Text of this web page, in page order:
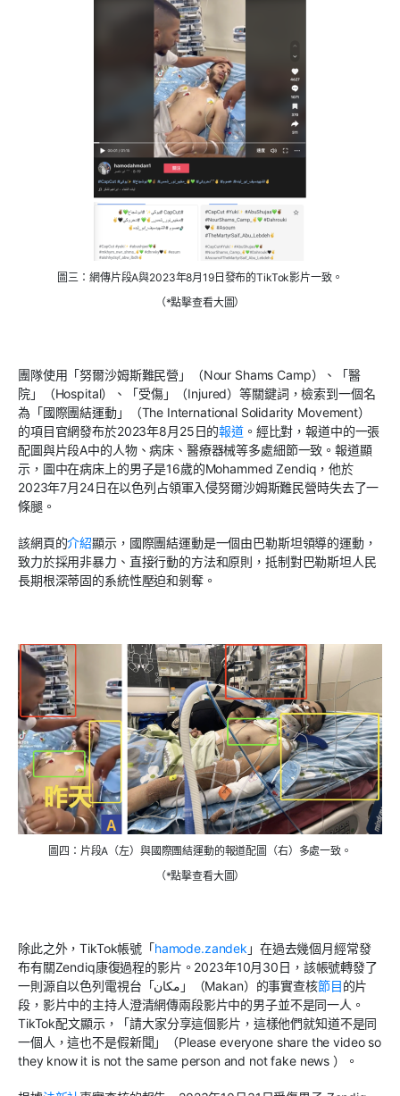
圖三：網傳片段A與2023年8月19日發布的TikTok影片一致。
（*點擊查看大圖）
團隊使用「努爾沙姆斯難民營」（Nour Shams Camp）、「醫
院」（Hospital）、「受傷」（Injured）等關鍵詞，檢索到一個名
為「國際團結運動」（The International Solidarity Movement）
的項目官網發布於2023年8月25日的報道。經比對，報道中的一張
配圖與片段A中的人物、病床、醫療器械等多處細節一致。報道顯
示，圖中在病床上的男子是16歲的Mohammed Zendiq ，他於
2023年7月24日在以色列占領軍入侵努爾沙姆斯難民營時失去了一
條腿。
該網頁的介紹顯示，國際團結運動是一個由巴勒斯坦領導的運動，
致力於採用非暴力、直接行動的方法和原則，抵制對巴勒斯坦人民
長期根深蒂固的系統性壓迫和剝奪。
圖四：片段A（左）與國際團結運動的報道配圖（右）多處一致。
（*點擊查看大圖）
除此之外，TikTok帳號「hamode.zandek 」在過去幾個月經常發
布有關Zendiq康復過程的影片。 2023年10月30日，該帳號轉發了
一則源自以色列電視台「مكان 」（Makan）的事實查核節目的片
段，影片中的主持人澄清網傳兩段影片中的男子並不是同一人。
TikTok配文顯示，「請大家分享這個影片，這樣他們就知道不是同
一個人，這也不是假新聞」（Please everyone share the video so
they know it is not the same person and not fake news ）。